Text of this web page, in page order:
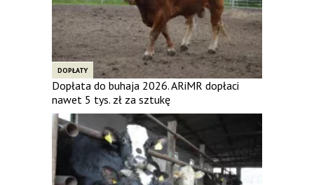
DOPŁATY
Dopłata do buhaja 2026. ARiMR dopłaci
nawet 5 tys. zł za sztukę